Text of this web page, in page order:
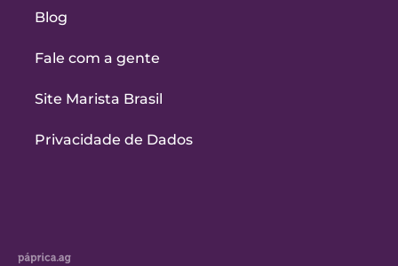
Blog
Fale com a gente
Site Marista Brasil
Privacidade de Dados